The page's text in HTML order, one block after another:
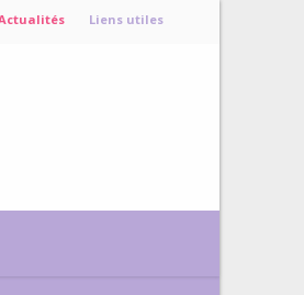
Liens utiles